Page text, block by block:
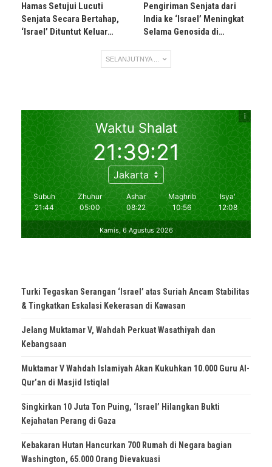
Hamas Setujui Lucuti
Senjata Secara Bertahap,
‘Israel’ Dituntut Keluar…
Pengiriman Senjata dari
India ke ‘Israel’ Meningkat
Selama Genosida di…
SELANJUTNYA ...
Turki Tegaskan Serangan ‘Israel’ atas Suriah Ancam Stabilitas
& Tingkatkan Eskalasi Kekerasan di Kawasan
Jelang Muktamar V, Wahdah Perkuat Wasathiyah dan
Kebangsaan
Muktamar V Wahdah Islamiyah Akan Kukuhkan 10.000 Guru Al-
Qur’an di Masjid Istiqlal
Singkirkan 10 Juta Ton Puing, ‘Israel’ Hilangkan Bukti
Kejahatan Perang di Gaza
Kebakaran Hutan Hancurkan 700 Rumah di Negara bagian
Washington, 65.000 Orang Dievakuasi